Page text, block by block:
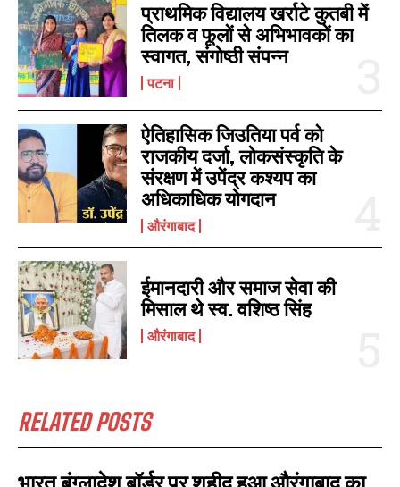
I WANT IN
I've read and accept thePrivacy Policy
प्राथमिक विद्यालय खर्राटे कुतबी में
तिलक व फूलों से अभिभावकों का
स्वागत, संगोष्ठी संपन्न
पटना
ऐतिहासिक जिउतिया पर्व को
राजकीय दर्जा, लोकसंस्कृति के
संरक्षण में उपेंद्र कश्यप का
अधिकाधिक योगदान
औरंगाबाद
ईमानदारी और समाज सेवा की
मिसाल थे स्व. वशिष्ठ सिंह
औरंगाबाद
RELATED POSTS
भारत बंग्लादेश बॉर्डर पर शहीद हुआ औरंगाबाद का